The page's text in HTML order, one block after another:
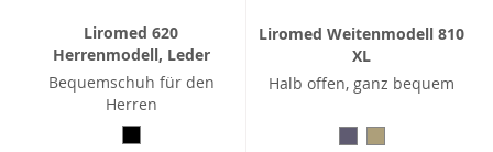
Liromed 620
Herrenmodell, Leder
Bequemschuh für den
Herren
Liromed Weitenmodell 810
XL
Halb offen, ganz bequem